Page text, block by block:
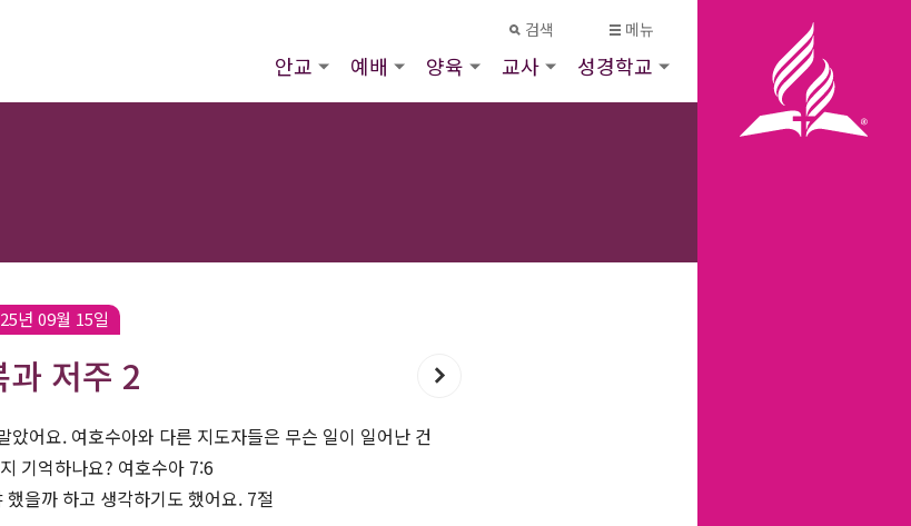
검색 메뉴
안교 예배 양육 교사 성경학교
년 09월 15일
과 저주 2
어요. 여호수아와 다른 지도자들은 무슨 일이 일어난 건
기억하나요? 여호수아 7:6
을까 하고 생각하기도 했어요. 7절